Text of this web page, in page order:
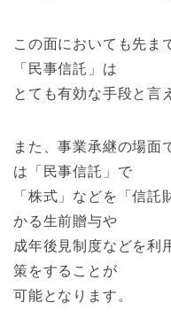
この面においても先ま
「民事信託」は
とても有効な手段と言
また、事業承継の場面
は「民事信託」で
「株式」などを「信
かる生前贈与や
成年後見制度などを利
策をすることが
可能となります。